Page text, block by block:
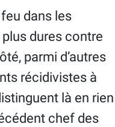
feu dans les
dures contre
parmi d’autres
récidivistes à
là en rien
chef des